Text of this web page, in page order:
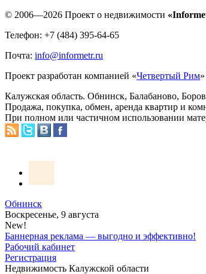
© 2006—2026 Проект о недвижимости
Телефон: +7 (484) 395-64-65
Почта: info@informetr.ru
Проект разработан компанией «Четвертый Рим»
Калужская область. Обнинск, Балабаново,
Продажа, покупка, обмен, аренда квартир и
При полном или частичном использовании
Обнинск
Воскресенье, 9 августа
New!
Баннерная реклама — выгодно и эффективно!
Рабочий кабинет
Регистрация
Недвижимость Калужской области